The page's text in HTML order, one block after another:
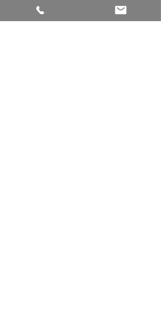
Параметры вторичных обмоток при
данном способе переключения: